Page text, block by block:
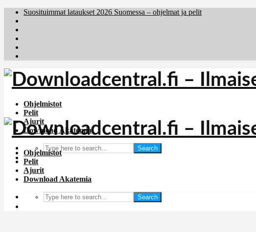
Suosituimmat lataukset 2026 Suomessa – ohjelmat ja pelit
Ohjelmistot
Pelit
Ajurit
Download Akatemia
Search
Ohjelmistot
Pelit
Ajurit
Download Akatemia
Search